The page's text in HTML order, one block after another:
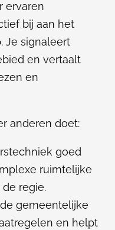
ervaren
bij aan het
Je signaleert
en vertaalt
en
anderen doet:
goed
ruimtelijke
regie.
gemeentelijke
en helpt